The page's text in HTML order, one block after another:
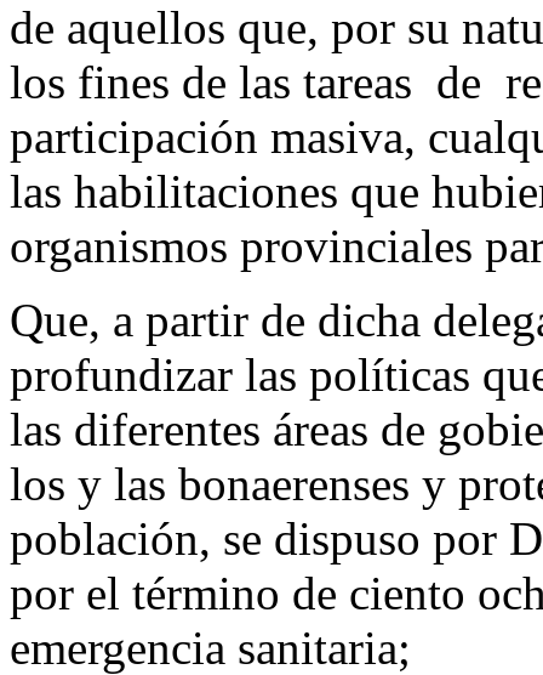
de aquellos que, por su
los fines de las tareas de
participación masiva,
las habilitaciones que
organismos provinciales
Que, a partir de dicha
profundizar las políticas
las diferentes áreas de
los y las bonaerenses y
población, se dispuso por
por el término de ciento
emergencia sanitaria;